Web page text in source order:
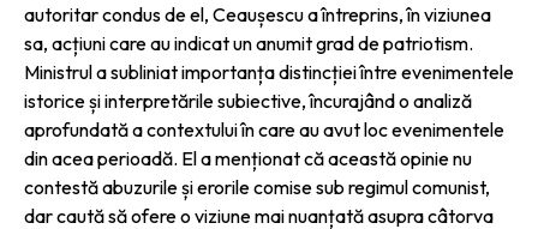
autoritar condus de el, Ceaușescu a întreprins, în viziunea
sa, acțiuni care au indicat un anumit grad de patriotism.
Ministrul a subliniat importanța distincției între evenimentele
istorice și interpretările subiective, încurajând o analiză
aprofundată a contextului în care au avut loc evenimentele
din acea perioadă. El a menționat că această opinie nu
contestă abuzurile și erorile comise sub regimul comunist,
dar caută să ofere o viziune mai nuanțată asupra câtorva